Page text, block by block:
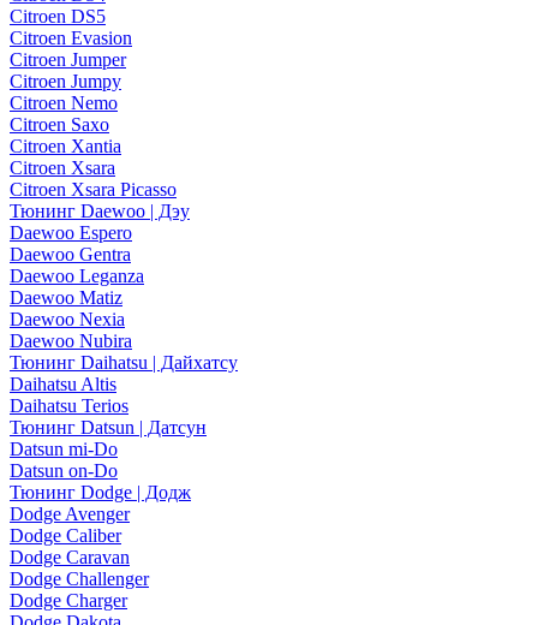
Citroen DS5
Citroen Evasion
Citroen Jumper
Citroen Jumpy
Citroen Nemo
Citroen Saxo
Citroen Xantia
Citroen Xsara
Citroen Xsara Picasso
Тюнинг Daewoo | Дэу
Daewoo Espero
Daewoo Gentra
Daewoo Leganza
Daewoo Matiz
Daewoo Nexia
Daewoo Nubira
Тюнинг Daihatsu | Дайхатсу
Daihatsu Altis
Daihatsu Terios
Тюнинг Datsun | Датсун
Datsun mi-Do
Datsun on-Do
Тюнинг Dodge | Додж
Dodge Avenger
Dodge Caliber
Dodge Caravan
Dodge Challenger
Dodge Charger